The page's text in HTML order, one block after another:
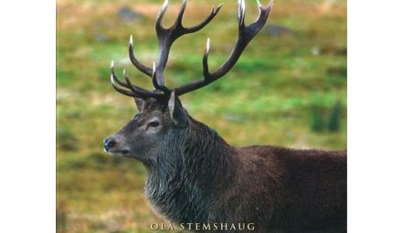
My Account
Om oss
Personvernerklæring